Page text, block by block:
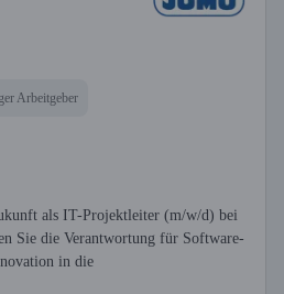
Arbeitgeber
als IT-Projektleiter (m/w/d) bei
Sie die Verantwortung für Software-
in die